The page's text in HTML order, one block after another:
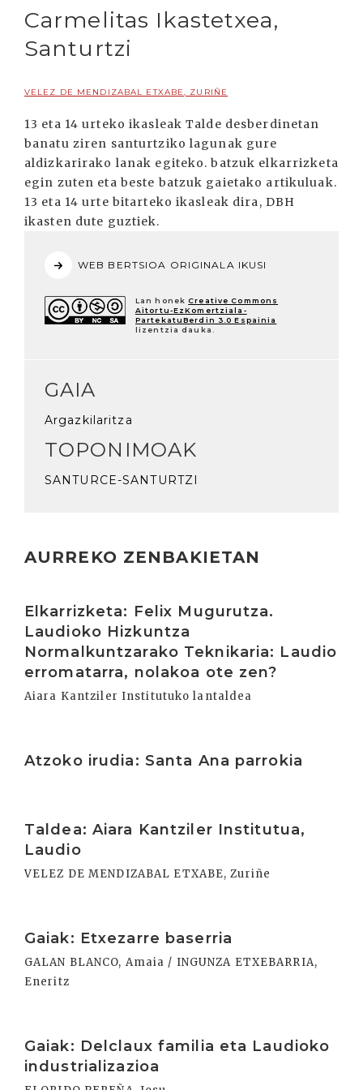
Carmelitas Ikastetxea,
Santurtzi
VELEZ DE MENDIZABAL ETXABE, ZURIÑE
13 eta 14 urteko ikasleak Talde desberdinetan
banatu ziren santurtziko lagunak gure
aldizkarirako lanak egiteko. batzuk elkarrizketa
egin zuten eta beste batzuk gaietako artikuluak.
13 eta 14 urte bitarteko ikasleak dira, DBH
ikasten dute guztiek.
WEB BERTSIOA ORIGINALA IKUSI
Lan honek Creative Commons
Aitortu-EzKomertziala-
PartekatuBerdin 3.0 Espainia
lizentzia dauka.
GAIA
Argazkilaritza
TOPONIMOAK
SANTURCE-SANTURTZI
AURREKO ZENBAKIETAN
Elkarrizketa: Felix Mugurutza.
Laudioko Hizkuntza
Normalkuntzarako Teknikaria: Laudio
erromatarra, nolakoa ote zen?
Aiara Kantziler Institutuko lantaldea
Atzoko irudia: Santa Ana parrokia
Taldea: Aiara Kantziler Institutua,
Laudio
VELEZ DE MENDIZABAL ETXABE, Zuriñe
Gaiak: Etxezarre baserria
GALAN BLANCO, Amaia / INGUNZA ETXEBARRIA,
Eneritz
Gaiak: Delclaux familia eta Laudioko
industrializazioa